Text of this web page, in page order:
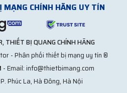
CHÍNH HÃNG UY TÍN
THIẾT BỊ QUANG CHÍNH HÃNG
- Phân phối thiết bị mạng uy tín ®
- Email: info@thietbimang.com
Phúc La, Hà Đông, Hà Nội